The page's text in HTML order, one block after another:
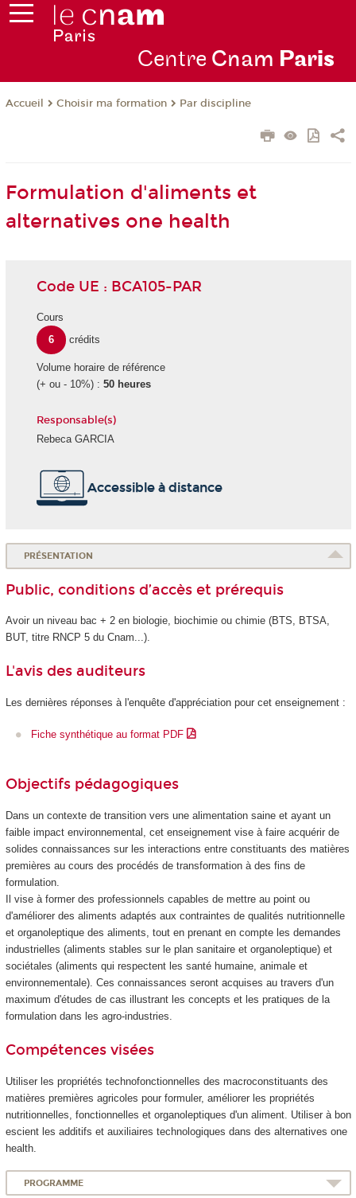
Centre Cnam Paris
Accueil Choisir ma formation Par discipline
Formulation d'aliments et
alternatives one health
Code UE : BCA105-PAR
Cours
6
crédits
Volume horaire de référence
(+ ou - 10%) : 50 heures
Responsable(s)
Rebeca GARCIA
Accessible à distance
PRÉSENTATION
Public, conditions d’accès et prérequis
Avoir un niveau bac + 2 en biologie, biochimie ou chimie (BTS, BTSA,
BUT, titre RNCP 5 du Cnam...).
L'avis des auditeurs
Les dernières réponses à l'enquête d'appréciation pour cet enseignement :
Fiche synthétique au format PDF
Objectifs pédagogiques
Dans un contexte de transition vers une alimentation saine et ayant un
faible impact environnemental, cet enseignement vise à faire acquérir de
solides connaissances sur les interactions entre constituants des matières
premières au cours des procédés de transformation à des fins de
formulation.
Il vise à former des professionnels capables de mettre au point ou
d'améliorer des aliments adaptés aux contraintes de qualités nutritionnelle
et organoleptique des aliments, tout en prenant en compte les demandes
industrielles (aliments stables sur le plan sanitaire et organoleptique) et
sociétales (aliments qui respectent les santé humaine, animale et
environnementale). Ces connaissances seront acquises au travers d'un
maximum d'études de cas illustrant les concepts et les pratiques de la
formulation dans les agro-industries.
Compétences visées
Utiliser les propriétés technofonctionnelles des macroconstituants des
matières premières agricoles pour formuler, améliorer les propriétés
nutritionnelles, fonctionnelles et organoleptiques d'un aliment. Utiliser à bon
escient les additifs et auxiliaires technologiques dans des alternatives one
health.
PROGRAMME